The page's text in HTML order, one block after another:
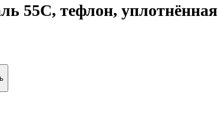
55С, тефлон, уплотнённая